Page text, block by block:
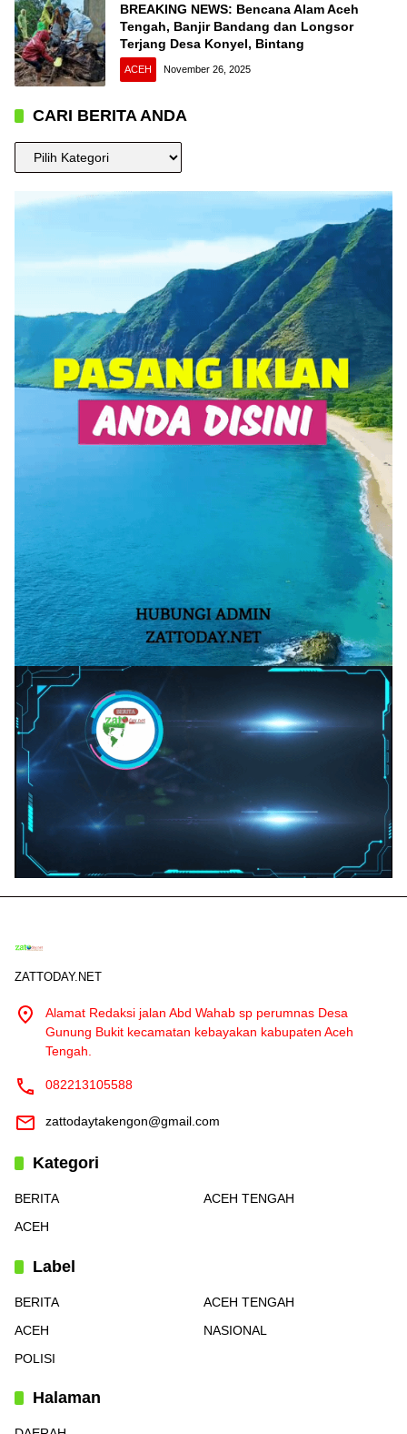
BREAKING NEWS: Bencana Alam Aceh
Tengah, Banjir Bandang dan Longsor
Terjang Desa Konyel, Bintang
ACEH November 26, 2025
CARI BERITA ANDA
CARI
BERITA
ZATTODAY.NET
Alamat Redaksi jalan Abd Wahab sp perumnas Desa
Gunung Bukit kecamatan kebayakan kabupaten Aceh
Tengah.
082213105588
zattodaytakengon@gmail.com
Kategori
BERITA
ACEH TENGAH
ACEH
Label
BERITA
ACEH TENGAH
ACEH
NASIONAL
POLISI
Halaman